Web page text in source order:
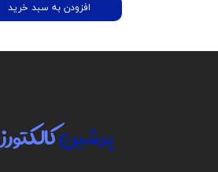
افزودن به سبد خرید
پرشینکالکتورز